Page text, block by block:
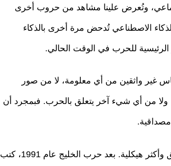
وتُعرض علينا مشاهد من حروب أخرى
الاصطناعي تُدحض مرة أخرى بالذكاء
الرئيسية للحرب في الوقت الحالي.
غير واثقين من أي معلومة، لا من صور
ولا من أي شيء آخر يتعلق بالحرب. فبمجرد أن
في الواقع، هذا ليس جديدًا تمامًا. لكن اليوم، أصبح الأمر أعمق وأكثر هيكلية. بعد حرب الخليج عام 1991، كتب